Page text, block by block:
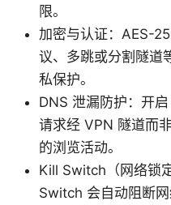
限。
加密与认证：AES-
议、多跳或分割隧道
私保护。
DNS 泄漏防护：开
请求经 VPN 隧道而
的浏览活动。
Kill Switch（网络锁
Switch 会自动阻断